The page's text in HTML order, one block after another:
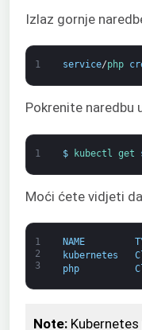
Izlaz gornje
1 service/php
Pokrenite naredbu
1 $ kubectl get
Moći ćete vidjeti
1
2
3
NAME
kubernetes
php
Note: